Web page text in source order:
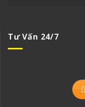
Tư Vấn 24/7